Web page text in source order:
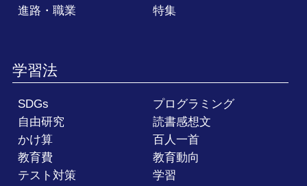
進路・職業
特集
学習法
SDGs
プログラミング
自由研究
読書感想文
かけ算
百人一首
教育費
教育動向
テスト対策
学習